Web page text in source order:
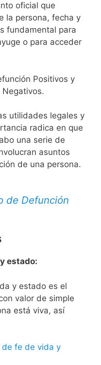
oficial que
la persona, fecha y
fundamental para
o para acceder
Positivos y
utilidades legales y
radica en que
una serie de
asuntos
de una persona.
de Defunción
estado:
y estado es el
valor de simple
está viva, así
fe de vida y